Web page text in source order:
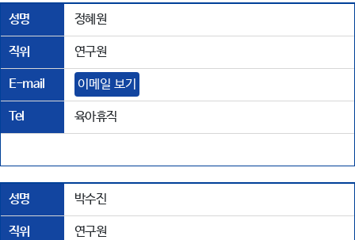
성명 정혜원
직위 연구원
E-mail 이메일 보기
Tel 육아휴직
성명 박수진
직위 연구원